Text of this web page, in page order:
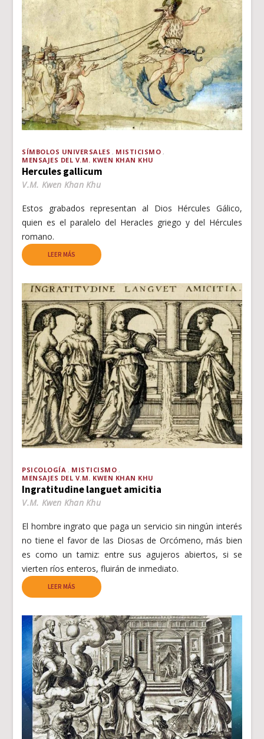
SÍMBOLOS UNIVERSALES
MISTICISMO
MENSAJES DEL V.M. KWEN KHAN KHU
Hercules gallicum
V.M. Kwen Khan Khu
Estos grabados representan al Dios Hércules Gálico,
quien es el paralelo del Heracles griego y del Hércules
romano.
LEER MÁS
PSICOLOGÍA
MISTICISMO
MENSAJES DEL V.M. KWEN KHAN KHU
Ingratitudine languet amicitia
V.M. Kwen Khan Khu
El hombre ingrato que paga un servicio sin ningún interés
no tiene el favor de las Diosas de Orcómeno, más bien
es como un tamiz: entre sus agujeros abiertos, si se
vierten ríos enteros, fluirán de inmediato.
LEER MÁS